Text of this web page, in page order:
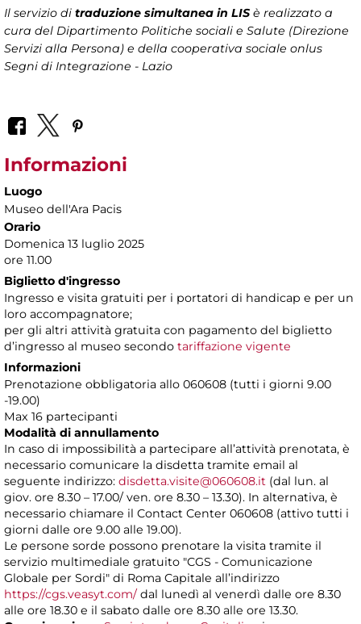
Il servizio di traduzione simultanea in LIS è realizzato a
cura del Dipartimento Politiche sociali e Salute (Direzione
Servizi alla Persona) e della cooperativa sociale onlus
Segni di Integrazione - Lazio
Informazioni
Luogo
Museo dell'Ara Pacis
Orario
Domenica 13 luglio 2025
ore 11.00
Biglietto d'ingresso
Ingresso e visita gratuiti per i portatori di handicap e per un
loro accompagnatore;
per gli altri attività gratuita con pagamento del biglietto
d’ingresso al museo secondo tariffazione vigente
Informazioni
Prenotazione obbligatoria allo 060608 (tutti i giorni 9.00
-19.00)
Max 16 partecipanti
Modalità di annullamento
In caso di impossibilità a partecipare all’attività prenotata, è
necessario comunicare la disdetta tramite email al
seguente indirizzo: disdetta.visite@060608.it (dal lun. al
giov. ore 8.30 – 17.00/ ven. ore 8.30 – 13.30). In alternativa, è
necessario chiamare il Contact Center 060608 (attivo tutti i
giorni dalle ore 9.00 alle 19.00).
Le persone sorde possono prenotare la visita tramite il
servizio multimediale gratuito "CGS - Comunicazione
Globale per Sordi" di Roma Capitale all’indirizzo
https://cgs.veasyt.com/ dal lunedì al venerdì dalle ore 8.30
alle ore 18.30 e il sabato dalle ore 8.30 alle ore 13.30.